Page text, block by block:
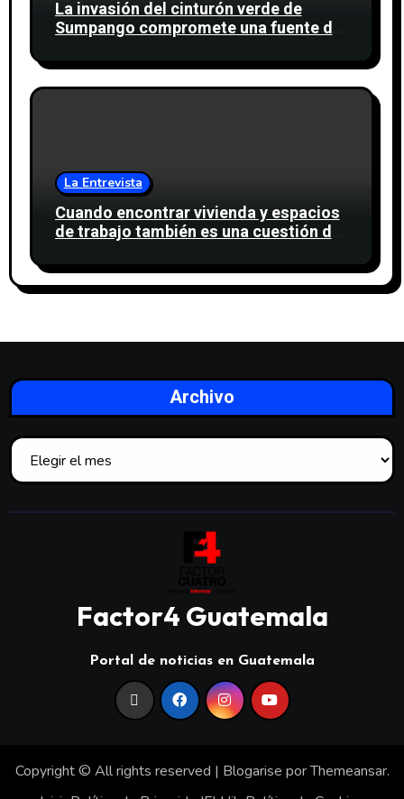
La invasión del cinturón verde de
Sumpango compromete una fuente de
La Entrevista
Cuando encontrar vivienda y espacios
de trabajo también es una cuestión de
Archivo
Factor4 Guatemala
Portal de noticias en Guatemala
Copyright © All rights reserved | Blogarise porThemeansar.